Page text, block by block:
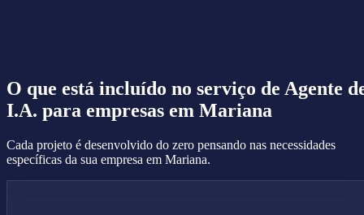
O que está incluído no serviço de Agente
I.A. para empresas em Mariana
Cada projeto é desenvolvido do zero pensando nas necessidades
específicas da sua empresa em Mariana.